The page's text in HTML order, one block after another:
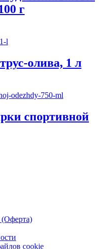
г
олива, 1 л
спортивной
(Оферта)
cookie